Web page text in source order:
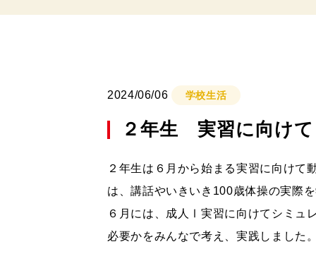
2024/06/06 学校生活
２年生 実習に向けて
２年生は６月から始まる実習に向け
は、講話やいきいき 100歳体操の実際
６月には、成人Ⅰ実習に向けてシミュ
必要かをみんなで考え、実践しました